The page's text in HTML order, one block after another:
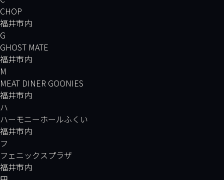
CHOP
福井市内
G
GHOST MATE
福井市内
M
MEAT DINER GOONIES
福井市内
ハ
ハーモニーホールふくい
福井市内
フ
フェニックスプラザ
福井市内